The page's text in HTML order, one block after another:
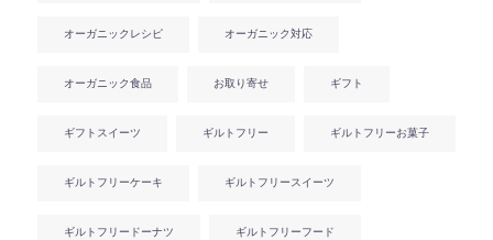
オーガニックレシピ オーガニック対応
オーガニック食品 お取り寄せ ギフト
ギフトスイーツ ギルトフリー ギルトフリーお菓子
ギルトフリーケーキ ギルトフリースイーツ
ギルトフリードーナツ ギルトフリーフード